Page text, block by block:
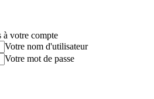
à votre compte
Votre nom d'utilisateur
Votre mot de passe